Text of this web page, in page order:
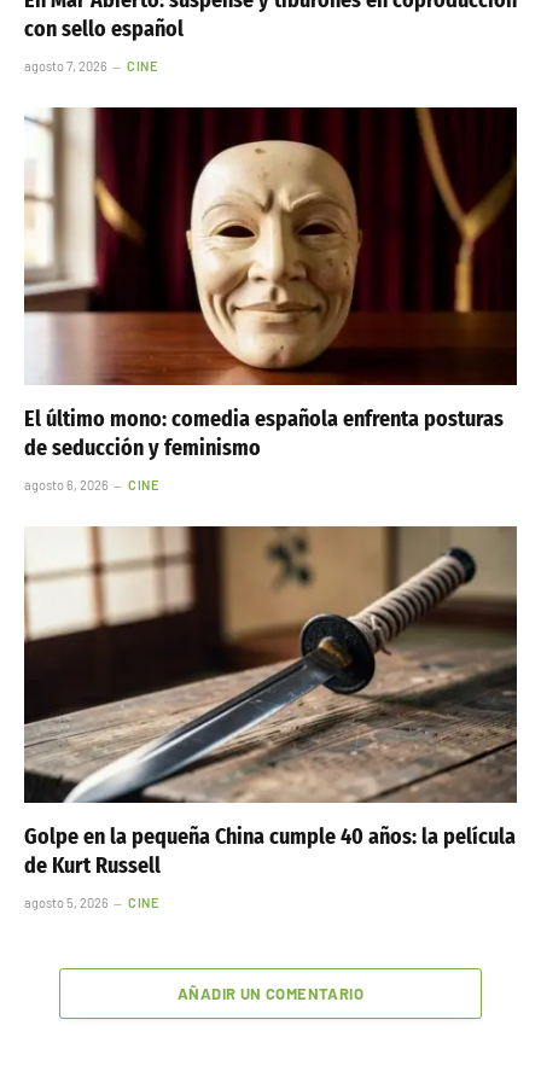
con sello español
agosto 7, 2026 CINE
El último mono: comedia española enfrenta posturas
de seducción y feminismo
agosto 6, 2026 CINE
Golpe en la pequeña China cumple 40 años: la película
de Kurt Russell
agosto 5, 2026 CINE
AÑADIR UN COMENTARIO